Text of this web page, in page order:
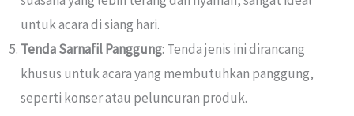
untuk acara di siang hari.
Tenda Sarnafil Panggung: Tenda jenis ini dirancang
khusus untuk acara yang membutuhkan panggung,
seperti konser atau peluncuran produk.